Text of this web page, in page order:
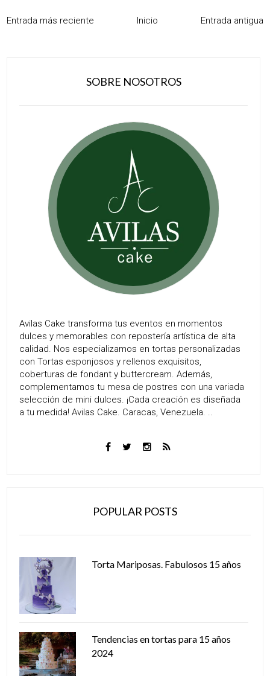
Entrada más reciente Entrada antigua
Inicio
SOBRE NOSOTROS
Avilas Cake transforma tus eventos en momentos
dulces y memorables con repostería artística de alta
calidad. Nos especializamos en tortas personalizadas
con Tortas esponjosos y rellenos exquisitos,
coberturas de fondant y buttercream. Además,
complementamos tu mesa de postres con una variada
selección de mini dulces. ¡Cada creación es diseñada
a tu medida! Avilas Cake. Caracas, Venezuela. ..
POPULAR POSTS
Torta Mariposas. Fabulosos 15 años
Tendencias en tortas para 15 años
2024